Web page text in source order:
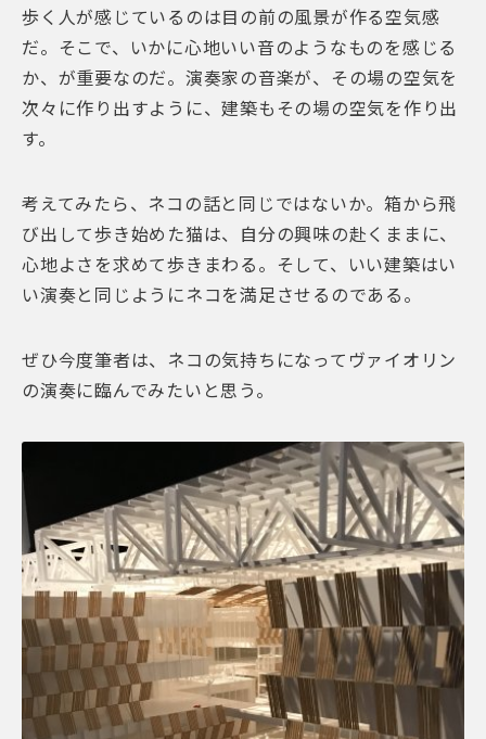
歩く人が感じているのは目の前の風景が作る空気感
だ。そこで、いかに心地いい音のようなものを感じる
か、が重要なのだ。演奏家の音楽が、その場の空気を
次々に作り出すように、建築もその場の空気を作り出
す。
考えてみたら、ネコの話と同じではないか。箱から飛
び出して歩き始めた猫は、自分の興味の赴くままに、
心地よさを求めて歩きまわる。そして、いい建築はい
い演奏と同じようにネコを満足させるのである。
ぜひ今度筆者は、ネコの気持ちになってヴァイオリン
の演奏に臨んでみたいと思う。